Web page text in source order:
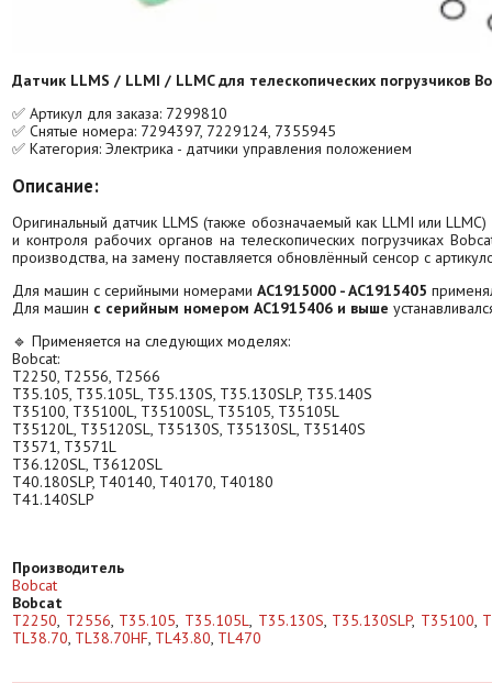
Датчик LLMS / LLMI / LLMC для телескопических погрузчиков
✅ Артикул для заказа: 7299810
✅ Снятые номера: 7294397, 7229124, 7355945
✅ Категория: Электрика - датчики управления положением
Описание:
Оригинальный датчик LLMS (также обозначаемый как LLMI или
и контроля рабочих органов на телескопических погрузчиках
производства, на замену поставляется обновлённый сенсор с
Для машин с серийными номерами AC1915000 - AC1915405
Для машин с серийным номером AC1915406 и выше
🔹 Применяется на следующих моделях:
Bobcat:
T2250, T2556, T2566
T35.105, T35.105L, T35.130S, T35.130SLP, T35.140S
T35100, T35100L, T35100SL, T35105, T35105L
T35120L, T35120SL, T35130S, T35130SL, T35140S
T3571, T3571L
T36.120SL, T36120SL
T40.180SLP, T40140, T40170, T40180
T41.140SLP
Производитель
Bobcat
Bobcat
T2250, T2556, T35.105, T35.105L, T35.130S, T35.130SLP, T35100,
TL38.70, TL38.70HF, TL43.80, TL470